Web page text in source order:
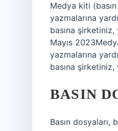
Medya kiti
yazmalarına
basına
Mayıs
yazmalarına
basına
BASIN
Basın dosyaları,